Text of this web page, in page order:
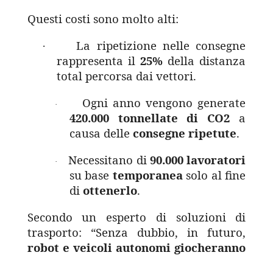
Questi costi sono molto alti:
·
La ripetizione nelle consegne
rappresenta il 25% della distanza
total percorsa dai vettori.
·
Ogni anno vengono generate
420.000 tonnellate di CO2 a
causa delle consegne ripetute.
· Necessitano di 90.000 lavoratori
su base temporanea solo al fine
di ottenerlo.
Secondo un esperto di soluzioni di
trasporto: “Senza dubbio, in futuro,
robot e veicoli autonomi giocheranno